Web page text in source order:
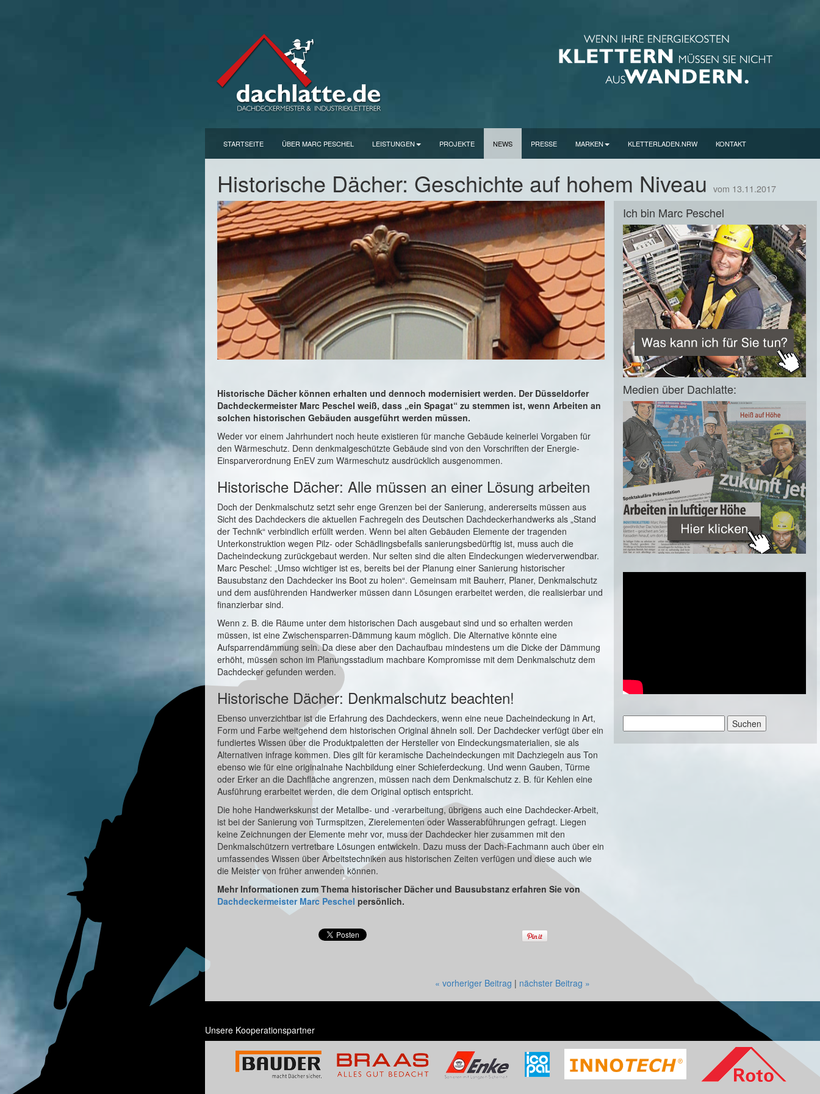
STARTSEITE ÜBER MARC PESCHEL LEISTUNGEN PROJEKTE NEWS PRESSE MARKEN KLETTERLADEN.NRW KONTAKT
Historische Dächer: Geschichte auf hohem Niveau vom 13.11.2017
Historische Dächer können erhalten und dennoch modernisiert werden. Der Düsseldorfer
Dachdeckermeister Marc Peschel weiß, dass „ein Spagat“ zu stemmen ist, wenn Arbeiten an
solchen historischen Gebäuden ausgeführt werden müssen.
Weder vor einem Jahrhundert noch heute existieren für manche Gebäude keinerlei Vorgaben für
den Wärmeschutz. Denn denkmalgeschützte Gebäude sind von den Vorschriften der Energie-
Einsparverordnung EnEV zum Wärmeschutz ausdrücklich ausgenommen.
Historische Dächer: Alle müssen an einer Lösung arbeiten
Doch der Denkmalschutz setzt sehr enge Grenzen bei der Sanierung, andererseits müssen aus
Sicht des Dachdeckers die aktuellen Fachregeln des Deutschen Dachdeckerhandwerks als „Stand
der Technik“ verbindlich erfüllt werden. Wenn bei alten Gebäuden Elemente der tragenden
Unterkonstruktion wegen Pilz- oder Schädlingsbefalls sanierungsbedürftig ist, muss auch die
Dacheindeckung zurückgebaut werden. Nur selten sind die alten Eindeckungen wiederverwendbar.
Marc Peschel: „Umso wichtiger ist es, bereits bei der Planung einer Sanierung historischer
Bausubstanz den Dachdecker ins Boot zu holen“. Gemeinsam mit Bauherr, Planer, Denkmalschutz
und dem ausführenden Handwerker müssen dann Lösungen erarbeitet werden, die realisierbar und
finanzierbar sind.
Wenn z. B. die Räume unter dem historischen Dach ausgebaut sind und so erhalten werden
müssen, ist eine Zwischensparren-Dämmung kaum möglich. Die Alternative könnte eine
Aufsparrendämmung sein. Da diese aber den Dachaufbau mindestens um die Dicke der Dämmung
erhöht, müssen schon im Planungsstadium machbare Kompromisse mit dem Denkmalschutz dem
Dachdecker gefunden werden.
Historische Dächer: Denkmalschutz beachten!
Ebenso unverzichtbar ist die Erfahrung des Dachdeckers, wenn eine neue Dacheindeckung in Art,
Form und Farbe weitgehend dem historischen Original ähneln soll. Der Dachdecker verfügt über ein
fundiertes Wissen über die Produktpaletten der Hersteller von Eindeckungsmaterialien, sie als
Alternativen infrage kommen. Dies gilt für keramische Dacheindeckungen mit Dachziegeln aus Ton
ebenso wie für eine originalnahe Nachbildung einer Schieferdeckung. Und wenn Gauben, Türme
oder Erker an die Dachfläche angrenzen, müssen nach dem Denkmalschutz z. B. für Kehlen eine
Ausführung erarbeitet werden, die dem Original optisch entspricht.
Die hohe Handwerkskunst der Metallbe- und -verarbeitung, übrigens auch eine Dachdecker-Arbeit,
ist bei der Sanierung von Turmspitzen, Zierelementen oder Wasserabführungen gefragt. Liegen
keine Zeichnungen der Elemente mehr vor, muss der Dachdecker hier zusammen mit den
Denkmalschützern vertretbare Lösungen entwickeln. Dazu muss der Dach-Fachmann auch über ein
umfassendes Wissen über Arbeitstechniken aus historischen Zeiten verfügen und diese auch wie
die Meister von früher anwenden können.
Mehr Informationen zum Thema historischer Dächer und Bausubstanz erfahren Sie von
Dachdeckermeister Marc Peschel persönlich.
Ich bin Marc Peschel
Medien über Dachlatte:
nach:
« vorheriger Beitrag | nächster Beitrag »
Unsere Kooperationspartner